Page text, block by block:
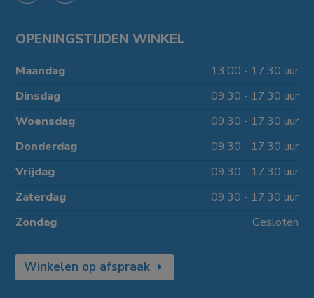
OPENINGSTIJDEN WINKEL
Maandag
13.00 - 17.30 uur
Dinsdag
09.30 - 17.30 uur
Woensdag
09.30 - 17.30 uur
Donderdag
09.30 - 17.30 uur
Vrijdag
09.30 - 17.30 uur
Zaterdag
09.30 - 17.30 uur
Zondag
Gesloten
Winkelen op afspraak